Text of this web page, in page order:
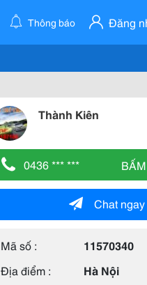
Thông báo Đăng
Thành Kiên
0436 *** ***
Chat ngay
Mã số :
11570340
Địa điểm :
Hà Nội